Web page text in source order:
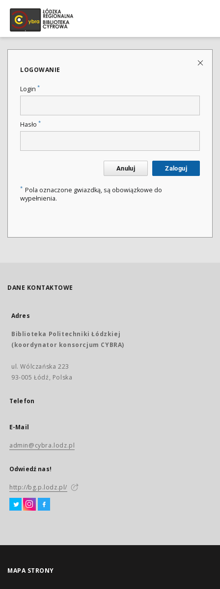
LOGOWANIE
Login *
Hasło *
Anuluj Zaloguj
* Pola oznaczone gwiazdką, są obowiązkowe do
wypełnienia.
DANE KONTAKTOWE
Adres
Biblioteka Politechniki Łódzkiej
(koordynator konsorcjum CYBRA)
ul. Wólczańska 223
93-005 Łódź, Polska
Telefon
E-Mail
admin@cybra.lodz.pl
Odwiedź nas!
http://bg.p.lodz.pl/
MAPA STRONY